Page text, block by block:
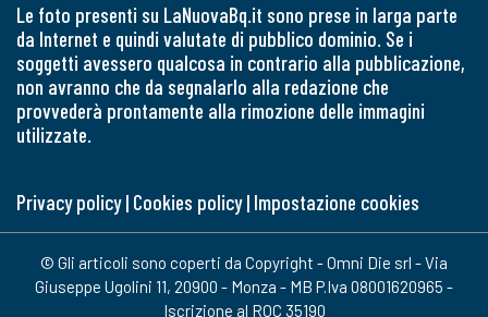
Le foto presenti su LaNuovaBq.it sono prese in larga parte
da Internet e quindi valutate di pubblico dominio. Se i
soggetti avessero qualcosa in contrario alla pubblicazione,
non avranno che da segnalarlo alla redazione che
provvederà prontamente alla rimozione delle immagini
utilizzate.
Privacy policy| Cookies policy| Impostazione cookies
© Gli articoli sono coperti da Copyright - Omni Die srl - Via
Giuseppe Ugolini 11, 20900 - Monza - MB P.Iva 08001620965 -
Iscrizione al ROC 35190